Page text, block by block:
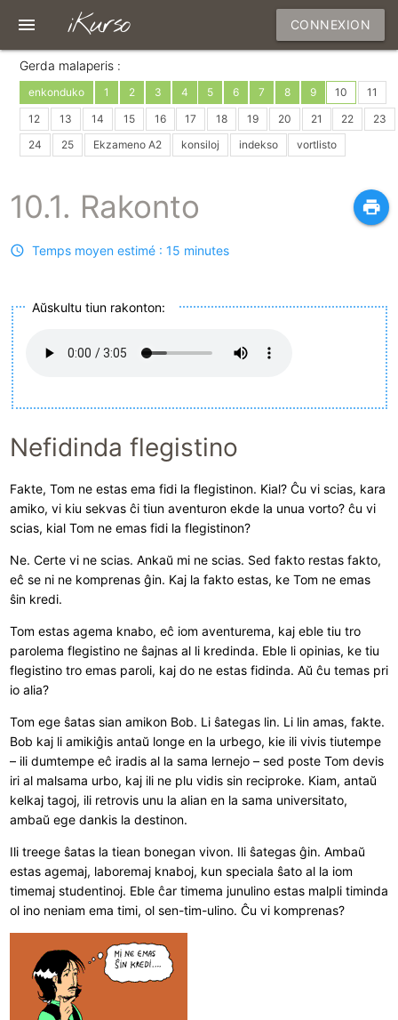
iKurso
menu CONNEXION
Gerda malaperis :
enkonduko 1 2 3 4 5 6 7 8 9 10
11
12
13 14 15 16 17 18 19 20 21 22
23
24
25 Ekzameno A2 konsiloj indekso vortlisto
print
10.1. Rakonto
Temps moyen estimé : 15 minutes
Aŭskultu tiun rakonton:
Nefidinda flegistino
Fakte, Tom ne estas ema fidi la flegistinon. Kial? Ĉu vi scias, kara
amiko, vi kiu sekvas ĉi tiun aventuron ekde la unua vorto? ĉu vi
scias, kial Tom ne emas fidi la flegistinon?
Ne. Certe vi ne scias. Ankaŭ mi ne scias. Sed fakto restas fakto,
eĉ se ni ne komprenas ĝin. Kaj la fakto estas, ke Tom ne emas
ŝin kredi.
Tom estas agema knabo, eĉ iom aventurema, kaj eble tiu tro
parolema flegistino ne ŝajnas al li kredinda. Eble li opinias, ke tiu
flegistino tro emas paroli, kaj do ne estas fidinda. Aŭ ĉu temas pri
io alia?
Tom ege ŝatas sian amikon Bob. Li ŝategas lin. Li lin amas, fakte.
Bob kaj li amikiĝis antaŭ longe en la urbego, kie ili vivis tiutempe
– ili dumtempe eĉ iradis al la sama lernejo – sed poste Tom devis
iri al malsama urbo, kaj ili ne plu vidis sin reciproke. Kiam, antaŭ
kelkaj tagoj, ili retrovis unu la alian en la sama universitato,
ambaŭ ege dankis la destinon.
Ili treege ŝatas la tiean bonegan vivon. Ili ŝategas ĝin. Ambaŭ
estas agemaj, laboremaj knaboj, kun speciala ŝato al la iom
timemaj studentinoj. Eble ĉar timema junulino estas malpli timinda
ol ino neniam ema timi, ol sen-tim-ulino. Ĉu vi komprenas?